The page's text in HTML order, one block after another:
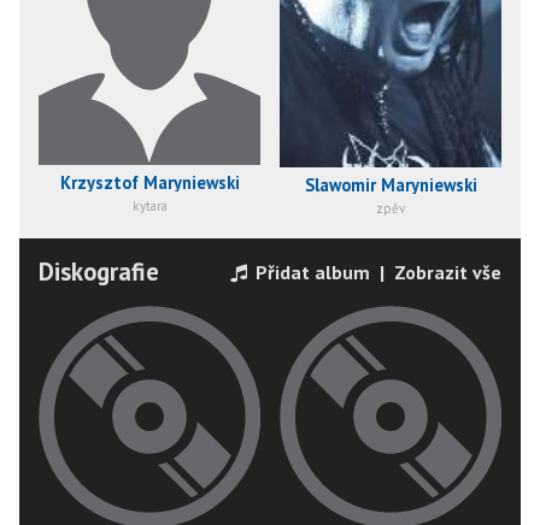
Krzysztof Maryniewski
kytara
Slawomir Maryniewski
zpěv
Diskografie Přidat album | Zobrazit vše